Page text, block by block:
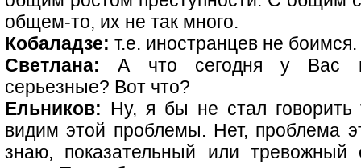
общем-то, их не так много.
Кобаладзе: т.е. иностранцев не
Светлана: А что сегодня у Вас
серьезные? Вот что?
Ельников: Ну, я бы не стал
видим этой проблемы. Нет, проблема
знаю, показательный или тревожный